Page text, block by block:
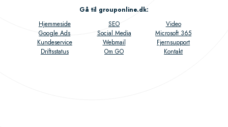
Gå til grouponline.dk:
Hjemmeside
SEO
Video
Google Ads
Social Media
Microsoft 365
Kundeservice
Webmail
Fjernsupport
Driftsstatus
Om GO Kontakt